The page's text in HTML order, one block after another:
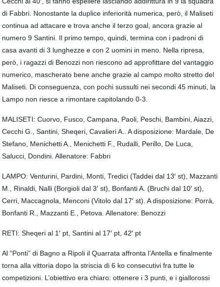
di Fabbri. Nonostante la duplice inferiorità numerica, però, il Maliseti
continua ad attacare e trova anche il terzo goal, ancora grazie al
numero 9 Santini. Il primo tempo, quindi, termina con i padroni di
casa avanti di 3 lunghezze e con 2 uomini in meno. Nella ripresa,
però, i ragazzi di Benozzi non riescono ad approfittare del vantaggio
numerico, mascherato bene anche grazie al campo molto stretto del
Maliseti. Di conseguenza, con pochi sussulti nei secondi 45 minuti, la
Lampo non riesce a rimontare capitolando 0-3.
MALISETI: Cuorvo, Fusco, Campana, Paoli, Peschi, Bambini, Aiazzi,
Cecchi G., Santini, Sheqeri, Cavalieri A.. A disposizione: Mardale, De
Stefano, Menichetti A., Menichetti F., Rudalli, Perillo, De Luca,
Salucci, Dondini. Allenatore: Fabbri
LAMPO: Venturini, Pardini, Monti, Tredici (Taddei dal 13′ st), Mazzanti
M., Rinaldi, Nalli (Borgioli dal 3′ st), Bonfanti A. (Bruchi dal 10′ st),
Cerri, Maccagnola, Menconi (Vitolo dal 17′ st). A disposizione: Porrà,
Bonfanti R., Mazzanti E., Petova. Allenatore: Benozzi
RETI: Sheqeri al 1′ pt, Santini al 17′ pt, 42′ pt
Al “Ponti” di Bagno a Ripoli il Quarrata affronta l’Antella e finalmente
torna alla vittoria dopo la striscia di 6 ko consecutivi fra tutte le
competizioni. L’obiettivo era chiaro: ottenere i 3 punti, e i giallorossi